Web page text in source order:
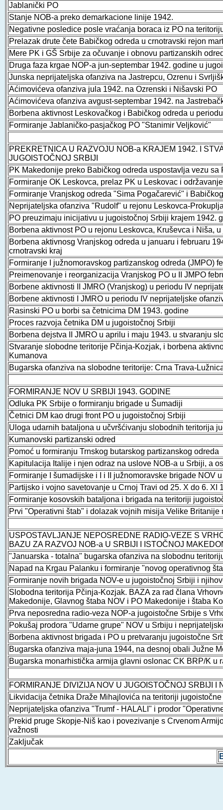
Jablanički PO
Stanje NOB-a preko demarkacione linije 1942.
Negativne posledice posle vraćanja boraca iz PO na
Prelazak drute čete Babičkog odreda u crnotravski rejon
Mere PK i GŠ Srbije za očuvanje i obnovu partizanskih
Druga faza krgae NOP-a jun-septembar 1942. godine u
Junska neprijateljska ofanziva na Jastrepcu, Ozrenu i
Aćimovićeva ofanziva jula 1942. na Ozrenski i Nišavski PO
Aćimovićeva ofanziva avgust-septembar 1942. na
Borbena aktivnost Leskovačkog i Babičkog odreda u
Formiranje Jablaničko-pasjačkog PO "Stanimir Veljković"
PREKRETNICA U RAZVOJU NOB-a KRAJEM 1942. I
JUGOISTOČNOJ SRBIJI
PK Makedonije preko Babičkog odreda uspostavlja vezu
Formiranje OK Leskovca, prelaz PK u Leskovac i
Formiranje Vranjskog odreda "Sima Pogačarević" i
Neprijateljska ofanziva "Rudolf" u rejonu Leskovca-
PO preuzimaju inicijativu u jugoistočnoj Srbiji krajem 1942.
Borbena aktivnost PO u rejonu Leskovca, Kruševca i Niša,
Borbena aktivnosg Vranjskog odreda u januaru i februaru
crnotravski kraj
Formiranje I južnomoravskog partizanskog odreda (JMPO)
Preimenovanje i reorganizacija Vranjskog PO u II JMPO
Borbene aktivnosti II JMRO (Vranjskog) u periodu IV
Borbene aktivnosti I JMRO u periodu IV neprijateljske
Rasinski PO u borbi sa četnicima DM 1943. godine
Proces razvoja četnika DM u jugoistočnoj Srbiji
Borbena dejstva II JMRO u aprilu i maju 1943. u stvaranju
Stvaranje slobodne teritorije Pčinja-Kozjak, i borbena
Kumanova
Bugarska ofanziva na slobodne teritorije: Crna Trava-
FORMIRANJE NOV U SRBIJI 1943. GODINE
Odluka PK Srbije o formiranju brigade u Šumadiji
Četnici DM kao drugi front PO u jugoistočnoj Srbiji
Uloga udarnih bataljona u učvršćivanju slobodnih teritorija
Kumanovski partizanski odred
Pomoć u formiranju Trnskog butarskog partizanskog odreda
Kapitulacija Italije i njen odraz na uslove NOB-a u Srbiji, a
Formiranje I šumadijske i I i II južnomoravske brigade NOV
Partijsko i vojno savetovanje u Crnoj Travi od 25. X do 6. XI
Formiranje kosovskih bataljona i brigada na teritoriji
Prvi "Operativni štab" i dolazak vojnih misija Velike Britanije
USPOSTAVLJANJE NEPOSREDNE RADIO-VEZE S
BAZU ZA RAZVOJ NOB-a U SRBIJI I ISTOČNOJ
"Januarska - totalna" bugarska ofanziva na slobodnu
Napad na Krgau Palanku i formiranje "novog operativnog
Formiranje novih brigada NOV-e u jugoistočnoj Srbiji i
Slobodna teritorija Pčinja-Kozjak. BAZA za rad člana
Makedonije, Glavnog štaba NOV i PO Makedonije i štaba
Prva neposredna radio-veza NOP-a jugoistočne Srbije s
Pokušaj prodora "Udarne grupe" NOV u Srbiju i
Borbena aktivnost brigada i PO u pretvaranju jugoistočne
Bugarska ofanziva maja-juna 1944, na desnoj obali Južne
Bugarska monarhistička armija glavni oslonac CK BRP/K u
FORMIRANJE DIVIZIJA NOV U JUGOISTOČNOJ SRBIJI
Likvidacija četnika Draže Mihajlovića na teritoriji
Neprijateljska ofanziva "Trumf - HALALI" i prodor
Prekid pruge Skopje-Niš kao i povezivanje s Crvenom
važnosti
Zaključak